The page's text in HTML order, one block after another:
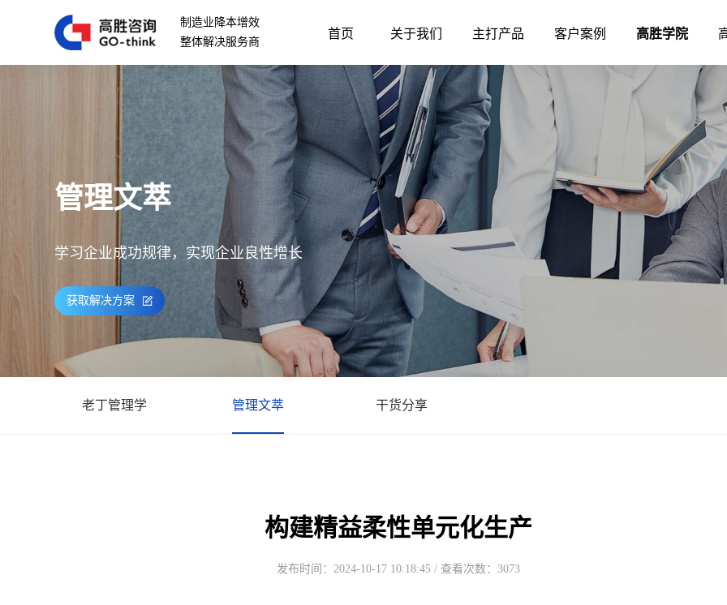
制造业降本增效
整体解决服务商
首页 关于我们 主打产品 客户案例 高胜学院
管理文萃
学习企业成功规律，实现企业良性增长
获取解决方案
老丁管理学 管理文萃 干货分享
构建精益柔性单元化生产
发布时间：2024-10-17 10:18:45 / 查看次数：3073